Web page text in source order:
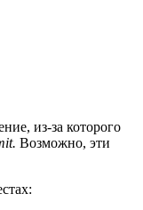
из-за которого
Возможно, эти